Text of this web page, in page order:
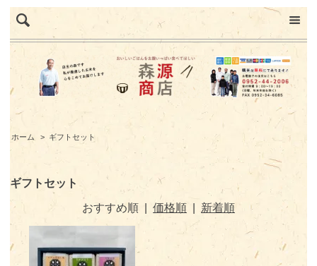
ホーム > ギフトセット
ギフトセット
おすすめ順 価格順 新着順